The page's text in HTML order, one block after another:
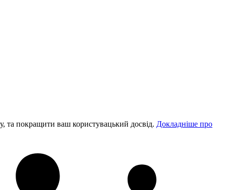
та покращити ваш користувацький досвід. Докладніше про